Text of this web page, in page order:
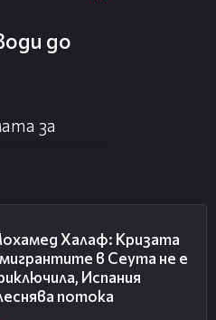
до
за
Халаф: Кризата
в Сеута не е
Испания
потока